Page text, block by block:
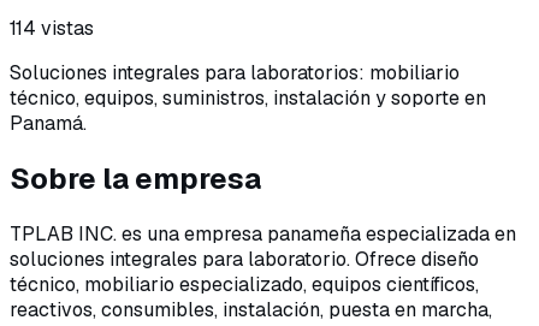
114 vistas
Soluciones integrales para laboratorios: mobiliario
técnico, equipos, suministros, instalación y soporte en
Panamá.
Sobre la empresa
TPLAB INC. es una empresa panameña especializada en
soluciones integrales para laboratorio. Ofrece diseño
técnico, mobiliario especializado, equipos científicos,
reactivos, consumibles, instalación, puesta en marcha,